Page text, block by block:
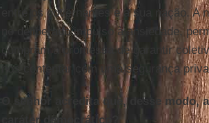
entre os governantes e a sua nação.
no deliberado impulso à ansiedade,
cumpram a promessa de garantir
nos contentar com uma segurança
O senhor acredita que, desse
caráter democrático?